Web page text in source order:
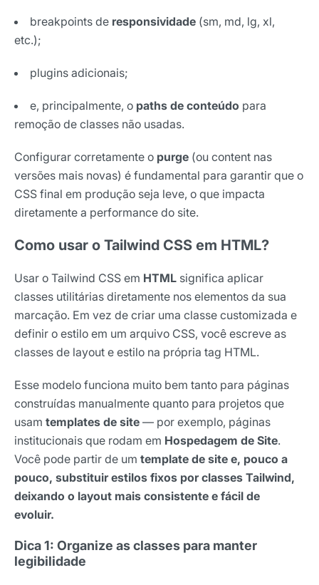
breakpoints de responsividade (sm, md, lg, xl,
etc.);
plugins adicionais;
e, principalmente, o paths de conteúdo para
remoção de classes não usadas.
Configurar corretamente o purge (ou content nas
versões mais novas) é fundamental para garantir que o
CSS final em produção seja leve, o que impacta
diretamente a performance do site.
Como usar o Tailwind CSS em HTML?
Usar o Tailwind CSS em HTML significa aplicar
classes utilitárias diretamente nos elementos da sua
marcação. Em vez de criar uma classe customizada e
definir o estilo em um arquivo CSS, você escreve as
classes de layout e estilo na própria tag HTML.
Esse modelo funciona muito bem tanto para páginas
construídas manualmente quanto para projetos que
usam templates de site — por exemplo, páginas
institucionais que rodam em Hospedagem de Site.
Você pode partir de um template de site e, pouco a
pouco, substituir estilos fixos por classes Tailwind,
deixando o layout mais consistente e fácil de
evoluir.
Dica 1: Organize as classes para manter
legibilidade